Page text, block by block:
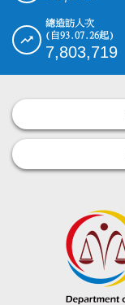
總造訪人次
(自93.07.26起)
7,803,719